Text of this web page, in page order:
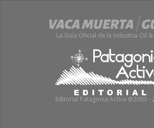
La Guía Oficial de la Industria Oil &
Editorial Patagonia Activa @2003 -